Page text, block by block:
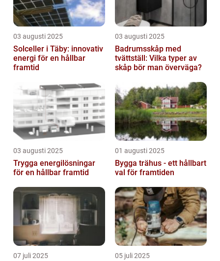
03 augusti 2025
Solceller i Täby: innovativ
energi för en hållbar
framtid
03 augusti 2025
Badrumsskåp med
tvättställ: Vilka typer av
skåp bör man överväga?
03 augusti 2025
Trygga energilösningar
för en hållbar framtid
01 augusti 2025
Bygga trähus - ett hållbart
val för framtiden
07 juli 2025 05 juli 2025